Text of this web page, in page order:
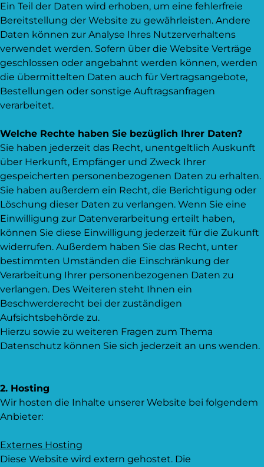
Ein Teil der Daten wird erhoben, um eine fehlerfreie
Bereitstellung der Website zu gewährleisten. Andere
Daten können zur Analyse Ihres Nutzerverhaltens
verwendet werden. Sofern über die Website Verträge
geschlossen oder angebahnt werden können, werden
die übermittelten Daten auch für Vertragsangebote,
Bestellungen oder sonstige Auftragsanfragen
verarbeitet.
Welche Rechte haben Sie bezüglich Ihrer Daten?
Sie haben jederzeit das Recht, unentgeltlich Auskunft
über Herkunft, Empfänger und Zweck Ihrer
gespeicherten personenbezogenen Daten zu erhalten.
Sie haben außerdem ein Recht, die Berichtigung oder
Löschung dieser Daten zu verlangen. Wenn Sie eine
Einwilligung zur Datenverarbeitung erteilt haben,
können Sie diese Einwilligung jederzeit für die Zukunft
widerrufen. Außerdem haben Sie das Recht, unter
bestimmten Umständen die Einschränkung der
Verarbeitung Ihrer personenbezogenen Daten zu
verlangen. Des Weiteren steht Ihnen ein
Beschwerderecht bei der zuständigen
Aufsichtsbehörde zu.
Hierzu sowie zu weiteren Fragen zum Thema
Datenschutz können Sie sich jederzeit an uns wenden.
2. Hosting
Wir hosten die Inhalte unserer Website bei folgendem
Anbieter:
Externes Hosting
Diese Website wird extern gehostet. Die